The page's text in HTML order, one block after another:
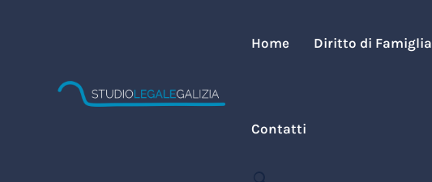
Home Diritto di Famiglia
Contatti